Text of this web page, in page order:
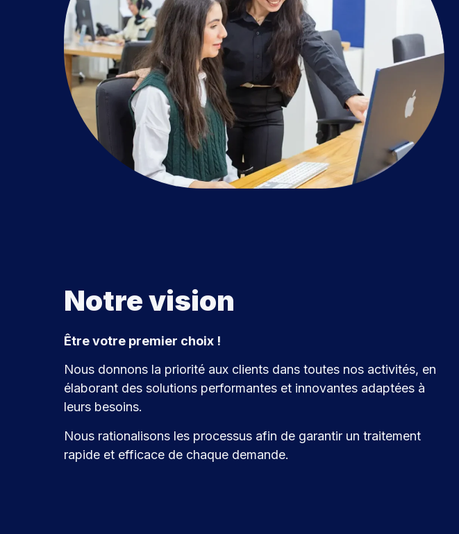
Notre vision
Être votre premier choix !
Nous donnons la priorité aux clients dans toutes nos activités, en
élaborant des solutions performantes et innovantes adaptées à
leurs besoins.
Nous rationalisons les processus afin de garantir un traitement
rapide et efficace de chaque demande.